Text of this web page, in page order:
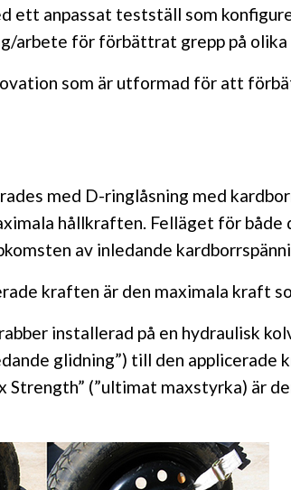
ett anpassat testställ som
arbete för förbättrat grepp på
som är utformad för att
med D-ringlåsning med
hållkraften. Felläget för
av inledande
kraften är den maximala kraft
installerad på en hydraulisk
glidning”) till den
Strength” (”ultimat maxstyrka) är